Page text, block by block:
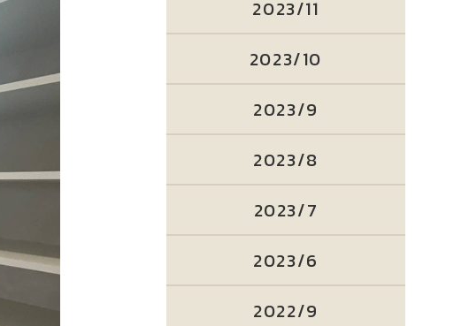
2023/11
2023/10
2023/9
2023/8
2023/7
2023/6
2022/9